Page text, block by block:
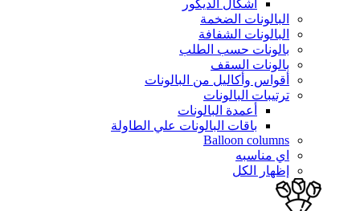
أشكال الديكور
البالونات الضخمة
البالونات الشفافة
بالونات حسب الطلب
بالونات السقف
أقواس وأكاليل من البالونات
ترتيبات البالونات
أعمدة البالونات
باقات البالونات علي الطاولة
Balloon columns
اي مناسبه
إظهار الكل